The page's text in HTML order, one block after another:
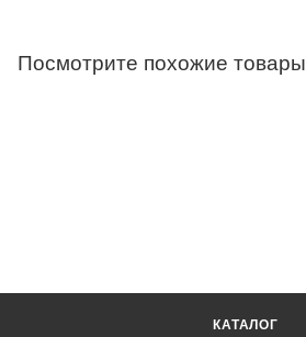
Посмотрите похожие товары
КАТАЛОГ